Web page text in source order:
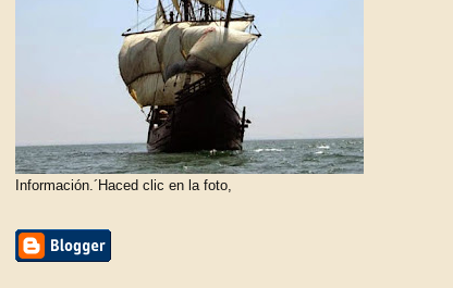
Información.´Haced clic en la foto,